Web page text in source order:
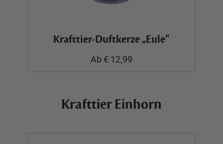
Krafttier-Duftkerze „Eule“
Ab € 12,99
Krafttier Einhorn